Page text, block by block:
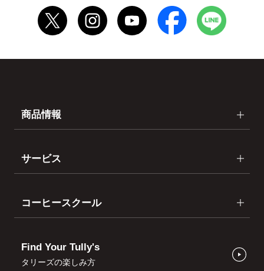
商品情報
サービス
コーヒースクール
Find Your Tully's
タリーズの楽しみ方